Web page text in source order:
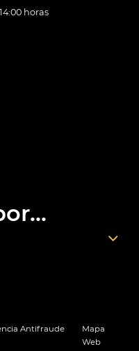
horas
Antifraude
Mapa
Web